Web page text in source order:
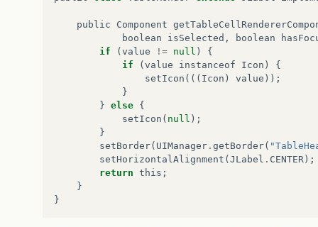
public Component
boolean
isSelected , boolean
if
( value != null )
{
if
( value instanceof Icon )
{
setIcon ((( Icon ) value ));
}
} else {
setIcon ( null );
}
setBorder( UIManager . getBorder(
setHorizontalAlignment ( JLabel . CENTER );
return this ;
}
}